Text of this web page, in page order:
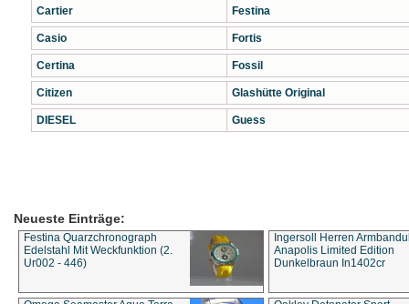
Cartier
Casio
Certina
Citizen
DIESEL
Festina
Fortis
Fossil
Glashütte Original
Guess
Neueste Einträge:
Festina Quarzchronograph
Edelstahl Mit Weckfunktion (2.
Ur002 - 446)
Ingersoll Herren
Anapolis Limited Edition
Dunkelbraun In1402cr